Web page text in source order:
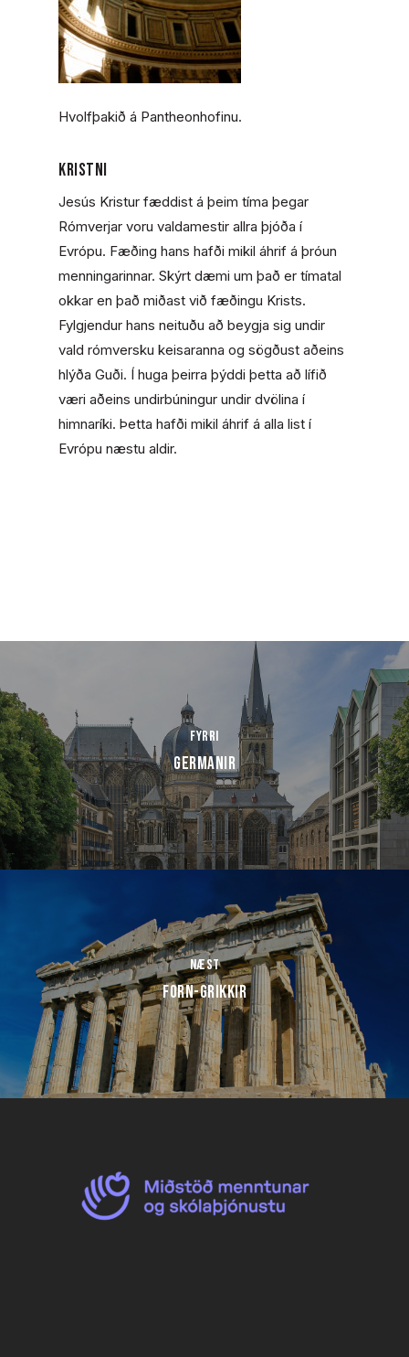
Hvolfþakið á Pantheonhofinu.
Kristni
Jesús Kristur fæddist á þeim tíma þegar
Rómverjar voru valdamestir allra þjóða í
Evrópu. Fæðing hans hafði mikil áhrif á þróun
menningarinnar. Skýrt dæmi um það er tímatal
okkar en það miðast við fæðingu Krists.
Fylgjendur hans neituðu að beygja sig undir
vald rómversku keisaranna og sögðust aðeins
hlýða Guði. Í huga þeirra þýddi þetta að lífið
væri aðeins undirbúningur undir dvölina í
himnaríki. Þetta hafði mikil áhrif á alla list í
Evrópu næstu aldir.
Fyrri
Germanir
Næst
Forn-Grikkir